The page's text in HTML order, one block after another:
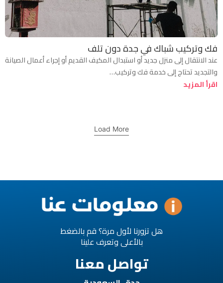
فك وتركيب شباك في جدة دون تلف
عند الانتقال إلى منزل جديد أو استبدال المكيف القديم أو إجراء أعمال الصيانة
والتجديد تحتاج إلى خدمة فك وتركيب…
اقرأ المزيد
Load More
هل تزورنا لأول مرة؟ قم بالضغط
بالأعلى وتعرف علينا
تواصل معنا